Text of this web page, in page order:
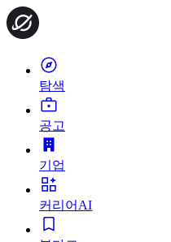
탐색
공고
기업
커리어AI